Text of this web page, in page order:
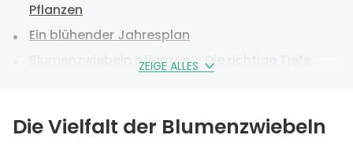
ZEIGE ALLES
Pflanzen
Ein blühender Jahresplan
Blumenzwiebeln pflanzen – Die richtige Tiefe
Blumenzwiebeln pflanzen – Der ultimative
Die Vielfalt der Blumenzwiebeln